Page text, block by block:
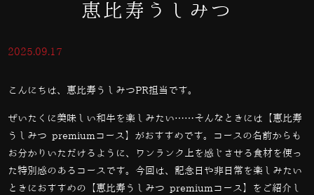
恵比寿うしみつ
2025.09.17
こんにちは、恵比寿うしみつPR担当です。
ぜいたくに美味しい和牛を楽しみたい……そんなときには【恵比寿
うしみつ premiumコース】がおすすめです。コースの名前からも
お分かりいただけるように、ワンランク上を感じさせる食材を使っ
た特別感のあるコースです。今回は、記念日や非日常を楽しみたい
ときにおすすめの【恵比寿うしみつ premiumコース】をご紹介し